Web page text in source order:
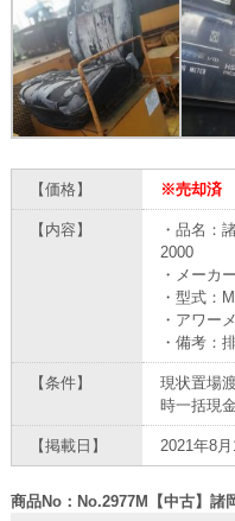
【価格】 ※売却済
【内容】
・品名：
2000
・メーカ
・型式：
・アワー
・備考：
【条件】
現状置場
時一括現
【掲載日】 2021年8月
商品No：No.2977M【中古】